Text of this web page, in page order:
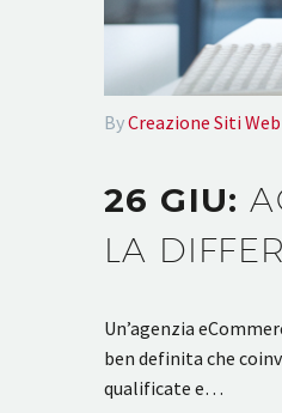
ByCreazione Siti
26 GIU:
LA
Un’agenzia
ben definita che
qualificate e…